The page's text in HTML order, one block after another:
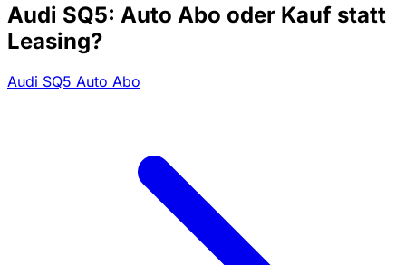
Audi SQ5: Auto Abo oder Kauf statt
Leasing?
Audi SQ5 Auto Abo